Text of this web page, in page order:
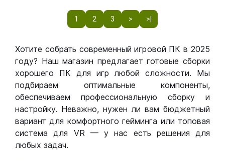
1 2 3 > >|
Хотите собрать современный игровой ПК в 2025
году? Наш магазин предлагает готовые сборки
хорошего ПК для игр любой сложности. Мы
подбираем оптимальные компоненты,
обеспечиваем профессиональную сборку и
настройку. Неважно, нужен ли вам бюджетный
вариант для комфортного гейминга или топовая
система для VR — у нас есть решения для
любых задач.